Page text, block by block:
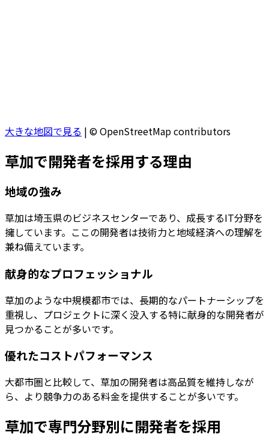
大きな地図で見る | © OpenStreetMap contributors
草加で開発者を採用する理由
地域の強み
草加は埼玉県のビジネスセンターであり、成長するIT分野を
擁しています。ここの開発者は技術力と地域経済への理解を
兼ね備えています。
献身的なプロフェッショナル
草加のような中規模都市では、長期的なパートナーシップを
重視し、プロジェクトに深く没入する特に献身的な開発者が
見つかることが多いです。
優れたコストパフォーマンス
大都市圏と比較して、草加の開発者は高品質を維持しなが
ら、より競争力のある料金を提供することが多いです。
草加で専門分野別に開発者を採用